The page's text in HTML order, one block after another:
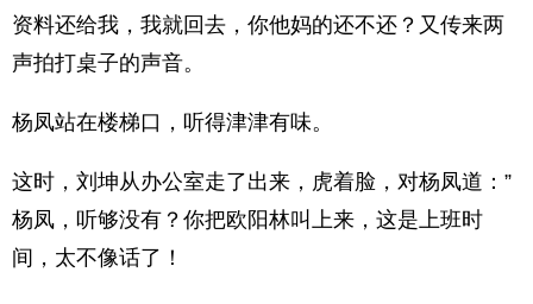
资料还给我，我就回去，你他妈的还不还？又传来两
声拍打桌子的声音。
杨凤站在楼梯口，听得津津有味。
这时，刘坤从办公室走了出来，虎着脸，对杨凤道：”
杨凤，听够没有？你把欧阳林叫上来，这是上班时
间，太不像话了！